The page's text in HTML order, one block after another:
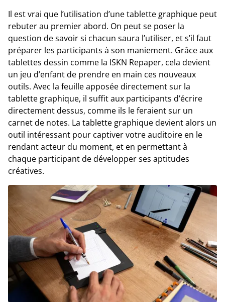
Il est vrai que l’utilisation d’une tablette graphique peut
rebuter au premier abord. On peut se poser la
question de savoir si chacun saura l’utiliser, et s’il faut
préparer les participants à son maniement. Grâce aux
tablettes dessin comme la ISKN Repaper, cela devient
un jeu d’enfant de prendre en main ces nouveaux
outils. Avec la feuille apposée directement sur la
tablette graphique, il suffit aux participants d’écrire
directement dessus, comme ils le feraient sur un
carnet de notes. La tablette graphique devient alors un
outil intéressant pour captiver votre auditoire en le
rendant acteur du moment, et en permettant à
chaque participant de développer ses aptitudes
créatives.